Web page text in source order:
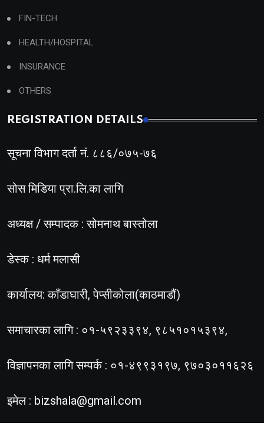
FIN-TECH
HEALTH/HOSPITAL
INSURANCE
OTHERS
REGISTRATION DETAILS
सूचना विभाग दर्ता नं. ८८६/०७५-७६
सोस मिडिया प्रा.लि.का लागि
अध्यक्ष / सम्पादक : सोमनाथ बास्तोला
डेस्क : धर्म मलासी
कार्यालय: काँडाघारी, पेप्सीकोला(काठमाडौं)
समाचारका लागि : ०१-५९२३३९४, ९८५१०१५३९४,
विज्ञापनका लागि सम्पर्क : ०१-४९९३१९७, ९७०३०११६२६
इमेल : bizshala@gmail.com